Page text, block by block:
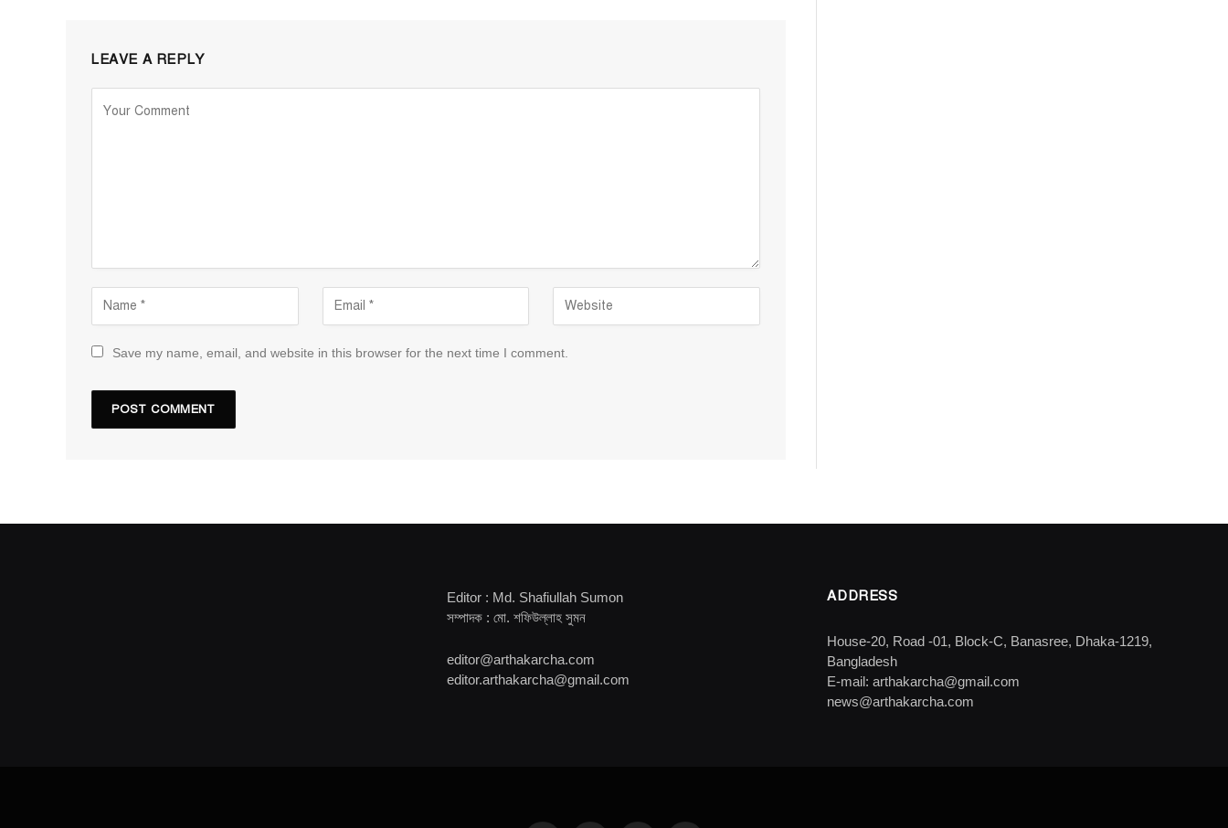
LEAVE A REPLY
Save my name, email, and website in this browser for the next time I comment.
Editor : Md. Shafiullah Sumon
সম্পাদক : মো. শফিউল্লাহ সুমন
editor@arthakarcha.com
editor.arthakarcha@gmail.com
ADDRESS
House-20, Road -01, Block-C, Banasree, Dhaka-1219,
Bangladesh
E-mail: arthakarcha@gmail.com
news@arthakarcha.com